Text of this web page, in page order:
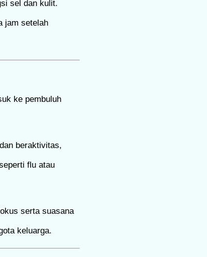
sel dan kulit.
jam setelah
ke pembuluh
beraktivitas,
flu atau
serta suasana
keluarga.